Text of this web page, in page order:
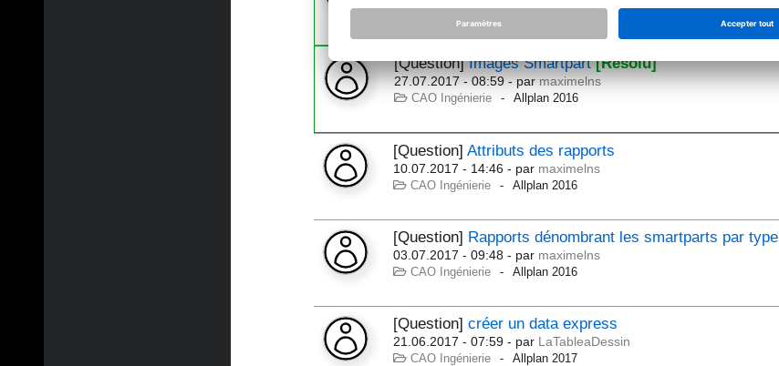
CAO Ingénierie Allplan Charpente
[Question]Images Smartpart [Résolu]
27.07.2017 - 08:59- parmaximelns
CAO Ingénierie Allplan 2016
[Question]Attributs des rapports
10.07.2017 - 14:46 - par maximelns
CAO Ingénierie Allplan 2016
[Question] Rapports dénombrant les smartparts par type
03.07.2017 - 09:48 - par maximelns
CAO Ingénierie Allplan 2016
[Question]créer un data express
21.06.2017 - 07:59 - par LaTableaDessin
CAO Ingénierie Allplan 2017